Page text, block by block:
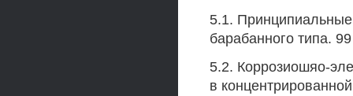
5.1. Принципиальные
барабанного типа. 99
5.2. Коррозиошяо-
в